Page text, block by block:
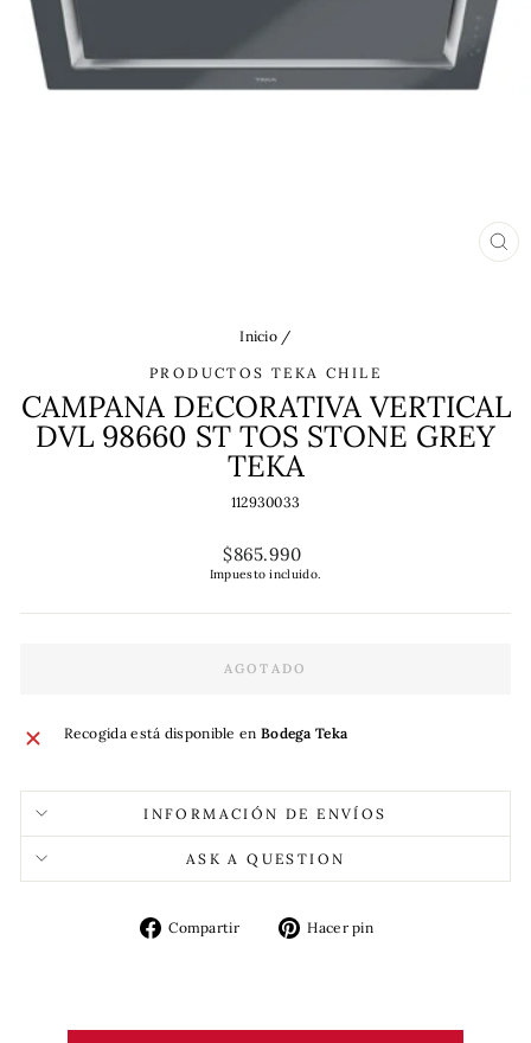
Inicio /
PRODUCTOS TEKA CHILE
CAMPANA DECORATIVA VERTICAL
DVL 98660 ST TOS STONE GREY
TEKA
112930033
Precio
habitual
$865.990
Impuesto incluido.
AGOTADO
Recogida está disponible en Bodega Teka
INFORMACIÓN DE ENVÍOS
ASK A QUESTION
Compartir
CompartirHacer pin